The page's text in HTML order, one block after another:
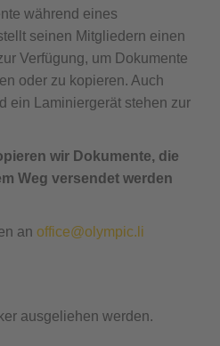
während eines
seinen Mitgliedern einen
Verfügung, um Dokumente
oder zu kopieren. Auch
ein Laminiergerät stehen zur
wir Dokumente, die
Weg versendet werden
an office@olympic.li
ausgeliehen werden.